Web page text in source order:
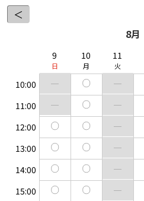
＜
8月
9 10 11
日 月 火
10:00
11:00
12:00
13:00
14:00
15:00